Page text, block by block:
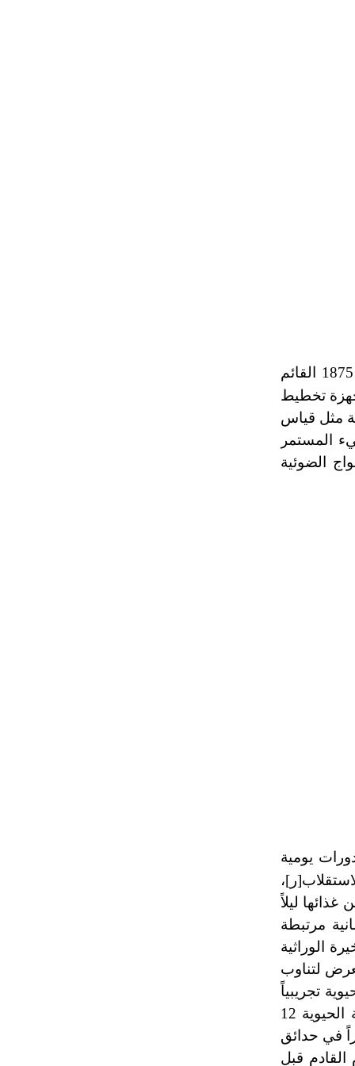
تقاس الإيقاعات الحيوية بعدد من الوسائل أقدمها جهاز بفيفر الآلي لعام 1875 القائم
بهباب الفحم لتسجيل حركة الورقة (الشكل-3). تليها أجهزة تخطيط
مثل قياس
المستمر
الضوئية
يومية
ساعة، تنعكس في نواتج الاستقلاب[ر]،
ليلاً
مرتبطة
الوراثية
لتناوب
تجريبياً
بوضع الحيوان الفقاري في محيط إنارة ليلية فقط ليصبح فيها الليل نهاراً والعكس بالعكس. ويمكن تأخير الساعة الحيوية 12
في حدائق
القادم قبل